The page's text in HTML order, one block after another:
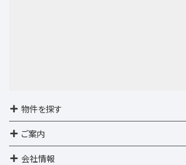
物件を探す
ご案内
会社情報